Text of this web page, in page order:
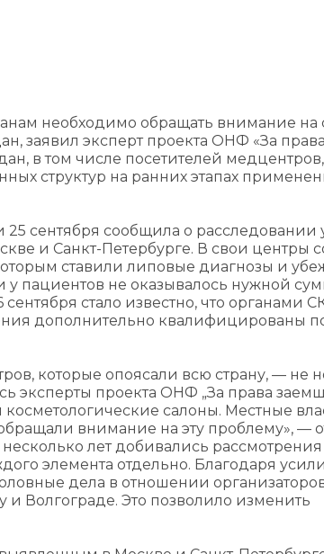
необходимо обращать внимание на
заявил эксперт проекта ОНФ «За
в том числе посетителей медцентров,
структур на ранних этапах
сентября сообщила о расследовании
и Санкт-Петербурге. В свои центры
ставили липовые диагнозы и
пациентов не оказывалось нужной
стало известно, что органами
дополнительно квалифицированы по
которые опоясали всю страну, — не
эксперты проекта ОНФ „За права
салоны. Местные
внимание на эту проблему», —
лет добивались
элемента отдельно. Благодаря
дела в отношении
Волгограде. Это позволило изменить